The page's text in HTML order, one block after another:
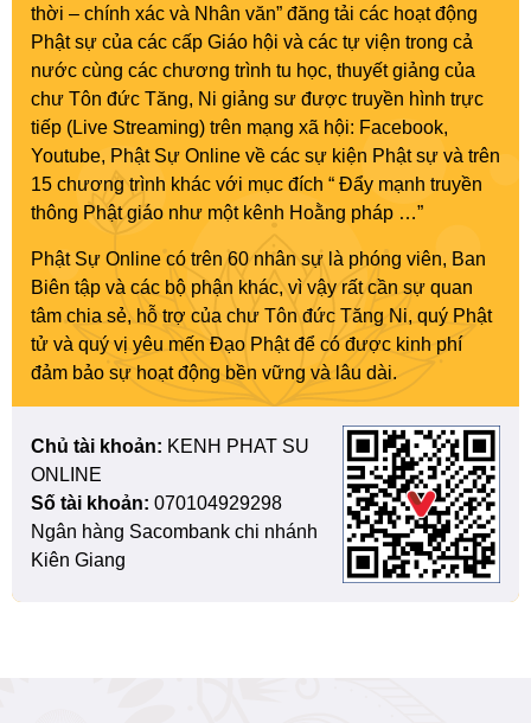
thời – chính xác và Nhân văn” đăng tải các hoạt động
Phật sự của các cấp Giáo hội và các tự viện trong cả
nước cùng các chương trình tu học, thuyết giảng của
chư Tôn đức Tăng, Ni giảng sư được truyền hình trực
tiếp (Live Streaming) trên mạng xã hội: Facebook,
Youtube, Phật Sự Online về các sự kiện Phật sự và trên
15 chương trình khác với mục đích “ Đẩy mạnh truyền
thông Phật giáo như một kênh Hoằng pháp …”
Phật Sự Online có trên 60 nhân sự là phóng viên, Ban
Biên tập và các bộ phận khác, vì vậy rất cần sự quan
tâm chia sẻ, hỗ trợ của chư Tôn đức Tăng Ni, quý Phật
tử và quý vị yêu mến Đạo Phật để có được kinh phí
đảm bảo sự hoạt động bền vững và lâu dài.
Chủ tài khoản: KENH PHAT SU
ONLINE
Số tài khoản: 070104929298
Ngân hàng Sacombank chi nhánh
Kiên Giang